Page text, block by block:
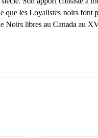
les Loyalistes noirs font
Noirs libres au Canada au